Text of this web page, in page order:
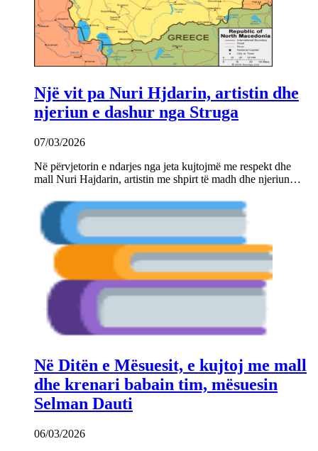
Një vit pa Nuri Hjdarin, artistin dhe
njeriun e dashur nga Struga
07/03/2026
Në përvjetorin e ndarjes nga jeta kujtojmë me respekt dhe
mall Nuri Hajdarin, artistin me shpirt të madh dhe njeriun…
Në Ditën e Mësuesit, e kujtoj me mall
dhe krenari babain tim, mësuesin
Selman Dauti
06/03/2026